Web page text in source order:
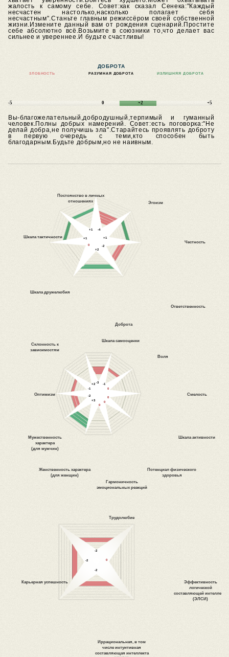
жалость к самому себе. Совет:как сказал Сенека:"Каждый
несчастен настолько,насколько полагает себя
несчастным".Станьте главным режиссёром своей собственной
жизни.Измените данный вам от рождения сценарий.Простите
себе абсолютно всё.Возьмите в союзники то,что делает вас
сильнее и увереннее.И будьте счастливы!
ДОБРОТА
ЗЛОБНОСТЬ РАЗУМНАЯ ДОБРОТА ИЗЛИШНЯЯ ДОБРОТА
-5 0 +2 +5
Вы-благожелательный,добродушный,терпимый и гуманный
человек.Полны добрых намерений. Совет:есть поговорка:"Не
делай добра,не получишь зла".Старайтесь проявлять доброту
в первую очередь с теми,кто способен быть
благодарным.Будьте добрым,но не наивным.